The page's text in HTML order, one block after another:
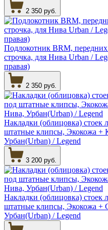
2 350 руб.
Подлокотник BRM,
строчка, для Нива Urban /
правая)
2 350 руб.
Накладки (облицовка) стоек
штатные клипсы, Экокожа +
Урбан(Urban) / Legend
3 200 руб.
Накладки (облицовка) стоек
штатные клипсы, Экокожа +
Урбан(Urban) / Legend